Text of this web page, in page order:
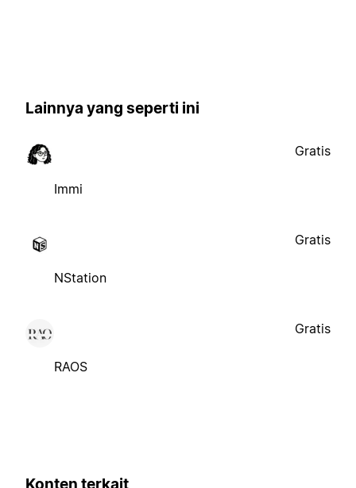
Lainnya yang seperti ini
Immi
Gratis
NStation
Gratis
RAOS
Gratis
Konten terkait